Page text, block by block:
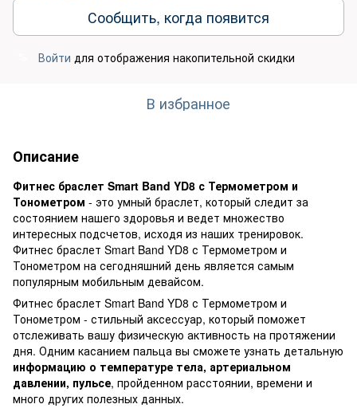
Сообщить, когда появится
Войти для отображения накопительной скидки
В избранное
Описание
Фитнес браслет Smart Band YD8 с Термометром и
Тонометром - это умный браслет, который следит за
состоянием нашего здоровья и ведет множество
интересных подсчетов, исходя из наших тренировок.
Фитнес браслет Smart Band YD8 с Термометром и
Тонометром на сегодняшний день является самым
популярным мобильным девайсом.
Фитнес браслет Smart Band YD8 с Термометром и
Тонометром - стильный аксессуар, который поможет
отслеживать вашу физическую активность на протяжении
дня. Одним касанием пальца вы сможете узнать детальную
информацию о температуре тела, артериальном
давлении, пульсе, пройденном расстоянии, времени и
много других полезных данных.